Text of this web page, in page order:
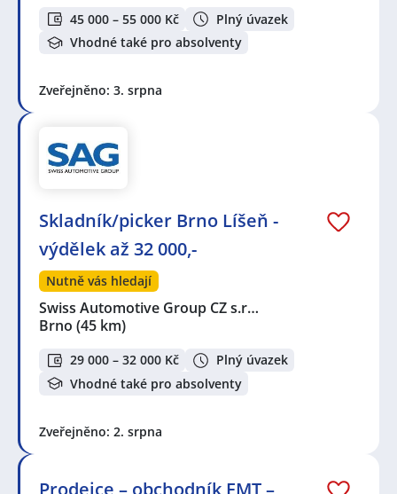
45 000 – 55 000 Kč
Plný úvazek
Vhodné také pro absolventy
Zveřejněno: 3. srpna
Skladník/picker Brno Líšeň -
výdělek až 32 000,-
Nutně vás hledají
Swiss Automotive Group CZ s.r…
Brno (45 km)
29 000 – 32 000 Kč
Plný úvazek
Vhodné také pro absolventy
Zveřejněno: 2. srpna
Prodejce – obchodník EMT –